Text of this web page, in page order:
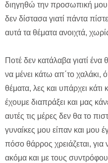
διηγηθώ την προσωπική μου
δεν δίστασα γιατί πάντα
αυτά τα θέματα ανοιχτά,
Ποτέ δεν κατάλαβα γιατί
να μένει κάτω απ΄το χαλάκι,
θέματα, λες και υπάρχει
έχουμε διαπράξει και μας
αυτές τις μέρες δεν θα το
γυναίκες μου είπαν και μου
πόσο θάρρος χρειάζεται, για
ακόμα και με τους